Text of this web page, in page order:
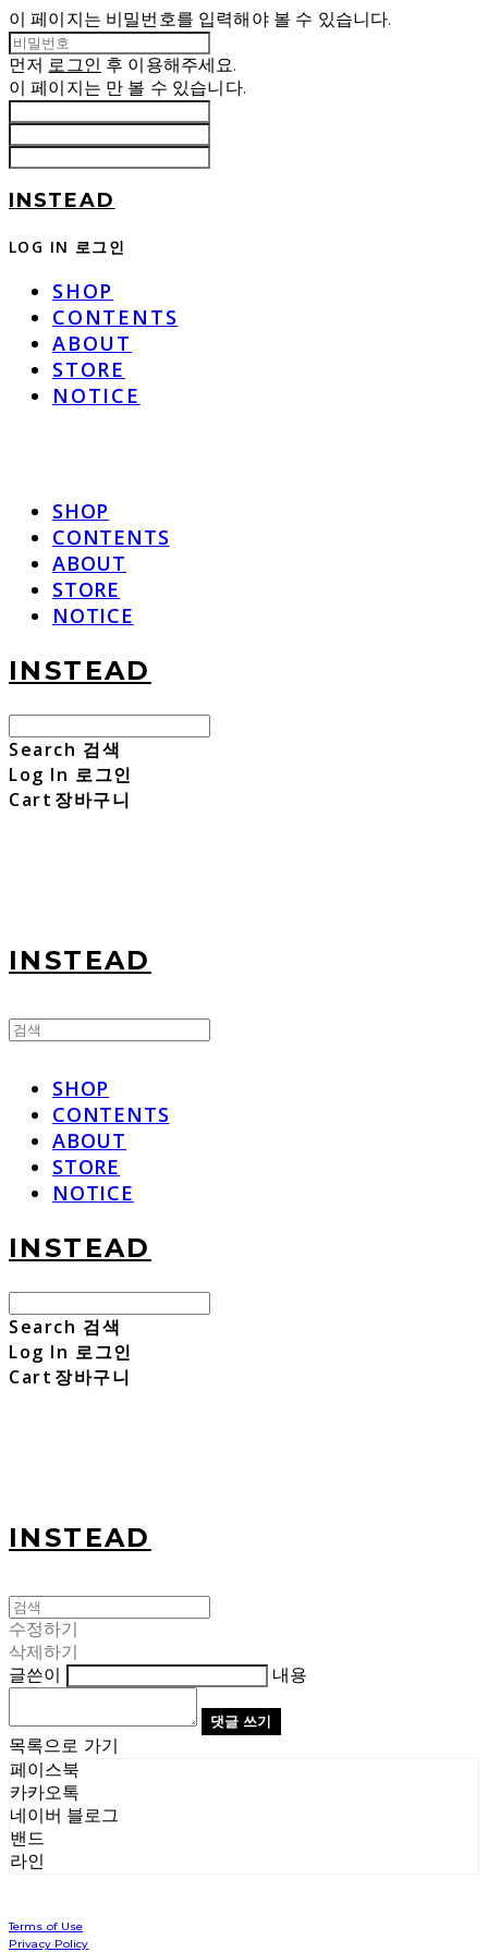
이 페이지는 비밀번호를 입력해야 볼 수 있습니다.
먼저 로그인 후 이용해주세요.
이 페이지는 만 볼 수 있습니다.
INSTEAD
LOG IN 로그인
SHOP
CONTENTS
ABOUT
STORE
NOTICE
SHOP
CONTENTS
ABOUT
STORE
NOTICE
INSTEAD
Search 검색
Log In 로그인
Cart 장바구니
INSTEAD
SHOP
CONTENTS
ABOUT
STORE
NOTICE
INSTEAD
Search 검색
Log In 로그인
Cart 장바구니
INSTEAD
수정하기
삭제하기
글쓴이
내용
댓글 쓰기
목록으로 가기
페이스북
카카오톡
네이버 블로그
밴드
라인
Terms of Use
Privacy Policy